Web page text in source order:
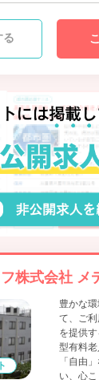
る
株式会社
豊かな
て、ご
を提供
型有料
「自由
い、心こ